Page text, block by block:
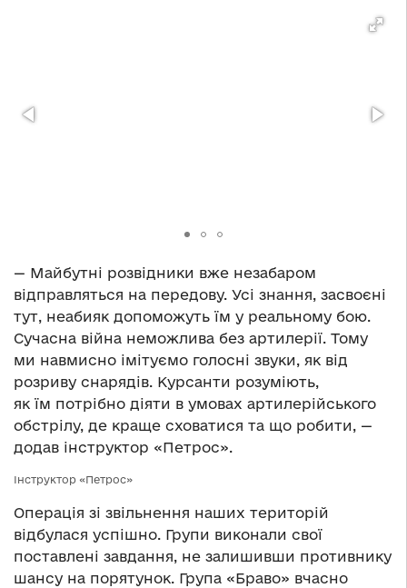
— Майбутні розвідники вже незабаром
відправляться на передову. Усі знання, засвоєні
тут, неабияк допоможуть їм у реальному бою.
Сучасна війна неможлива без артилерії. Тому
ми навмисно імітуємо голосні звуки, як від
розриву снарядів. Курсанти розуміють,
як їм потрібно діяти в умовах артилерійського
обстрілу, де краще сховатися та що робити, —
додав інструктор «Петрос».
Інструктор «Петрос»
Операція зі звільнення наших територій
відбулася успішно. Групи виконали свої
поставлені завдання, не залишивши противнику
шансу на порятунок. Група «Браво» вчасно